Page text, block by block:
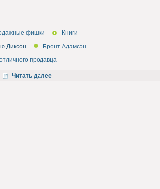
фишки
Книги
Диксон
Брент Адамсон
продавца
Читать далее